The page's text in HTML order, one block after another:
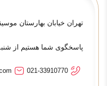
تهران خیابان بهارستان
پاسخگوی شما هستیم از شنبه تا
021-33910770